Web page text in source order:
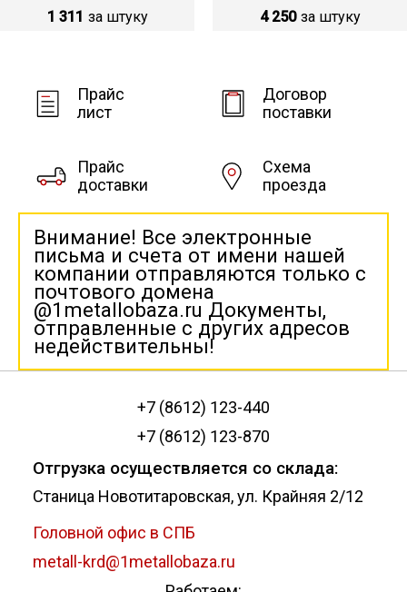
1 311 за штуку 4 250 за штуку
Прайс
лист
Договор
поставки
Прайс
доставки
Схема
проезда
Внимание! Все электронные
письма и счета от имени нашей
компании отправляются только с
почтового домена
@1metallobaza.ru Документы,
отправленные с других адресов
недействительны!
+7 (8612) 123-440
+7 (8612) 123-870
Отгрузка осуществляется со склада:
Станица Новотитаровская, ул. Крайняя 2/12
Головной офис в СПБ
metall-krd@1metallobaza.ru